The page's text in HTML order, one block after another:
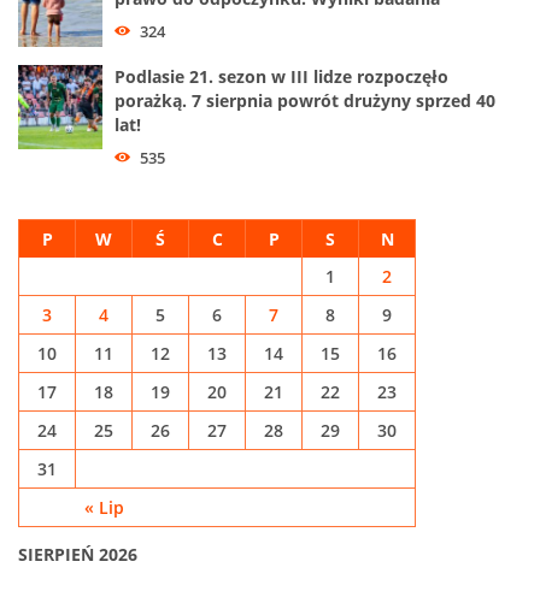
324
Podlasie 21. sezon w III lidze rozpoczęło
porażką. 7 sierpnia powrót drużyny sprzed 40
lat!
535
SIERPIEŃ 2026
P W Ś C P S N
« Lip
1
2
3
4 5 6 7 8
9
10
11 12 13 14 15
16
17
18 19 20 21 22
23
24
25 26 27 28 29
30
31